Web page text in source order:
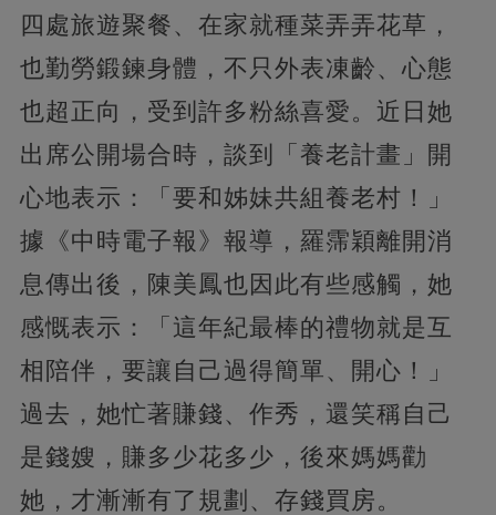
四處旅遊聚餐、在家就種菜弄弄花草，
也勤勞鍛鍊身體，不只外表凍齡、心態
也超正向，受到許多粉絲喜愛。近日她
出席公開場合時，談到「養老計畫」開
心地表示：「要和姊妹共組養老村！」
據《中時電子報》報導，羅霈穎離開消
息傳出後，陳美鳳也因此有些感觸，她
感慨表示：「這年紀最棒的禮物就是互
相陪伴，要讓自己過得簡單、開心！」
過去，她忙著賺錢、作秀，還笑稱自己
是錢嫂，賺多少花多少，後來媽媽勸
她，才漸漸有了規劃、存錢買房。